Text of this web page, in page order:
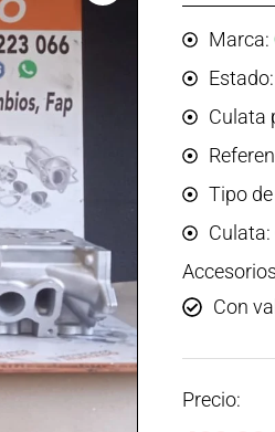
Marca:
Estado:
Culata
Tipo
Culata:
Con
Precio: